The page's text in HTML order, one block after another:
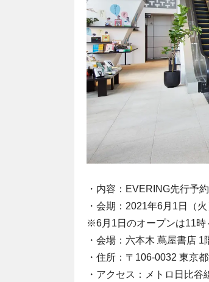
・内容：EVERING先行予
・会期：2021年6月1日（
※6月1日のオープンは11時
・会場：六本木 蔦屋書店 1
・住所：〒106-0032 東京
・アクセス：メトロ日比谷